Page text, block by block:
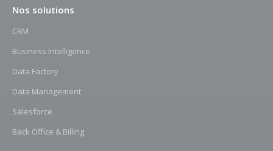
Nos solutions
CRM
Business Intelligence
Data Factory
Data Management
Salesforce
Back Office & Billing